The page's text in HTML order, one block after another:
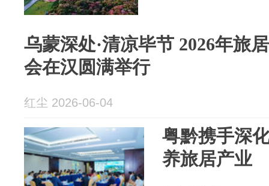
乌蒙深处·清凉毕节 2026年旅
会在汉圆满举行
红尘 2026-06-04
粤黔携手深
养旅居产业